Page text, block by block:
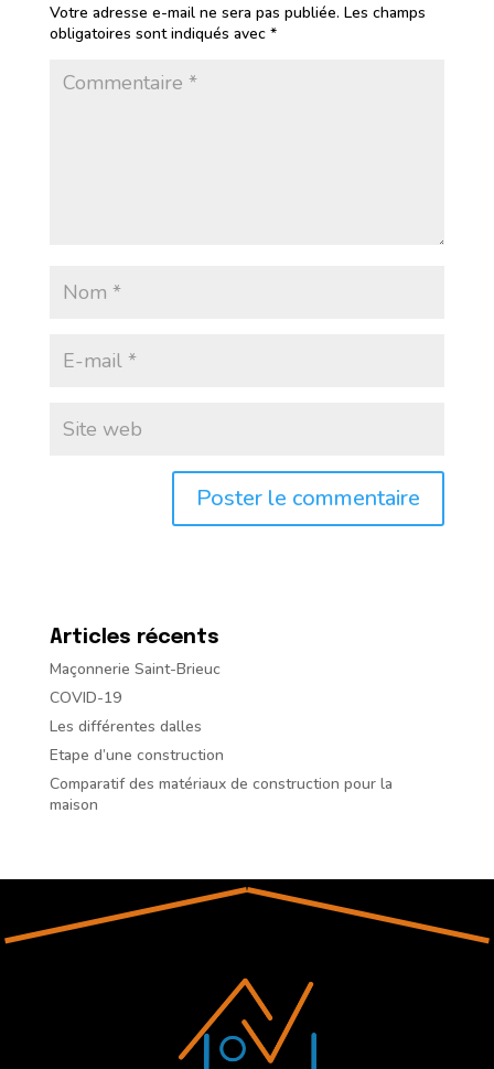
Votre adresse e-mail ne sera pas publiée. Les champs
obligatoires sont indiqués avec *
Articles récents
Maçonnerie Saint-Brieuc
COVID-19
Les différentes dalles
Etape d’une construction
Comparatif des matériaux de construction pour la
maison